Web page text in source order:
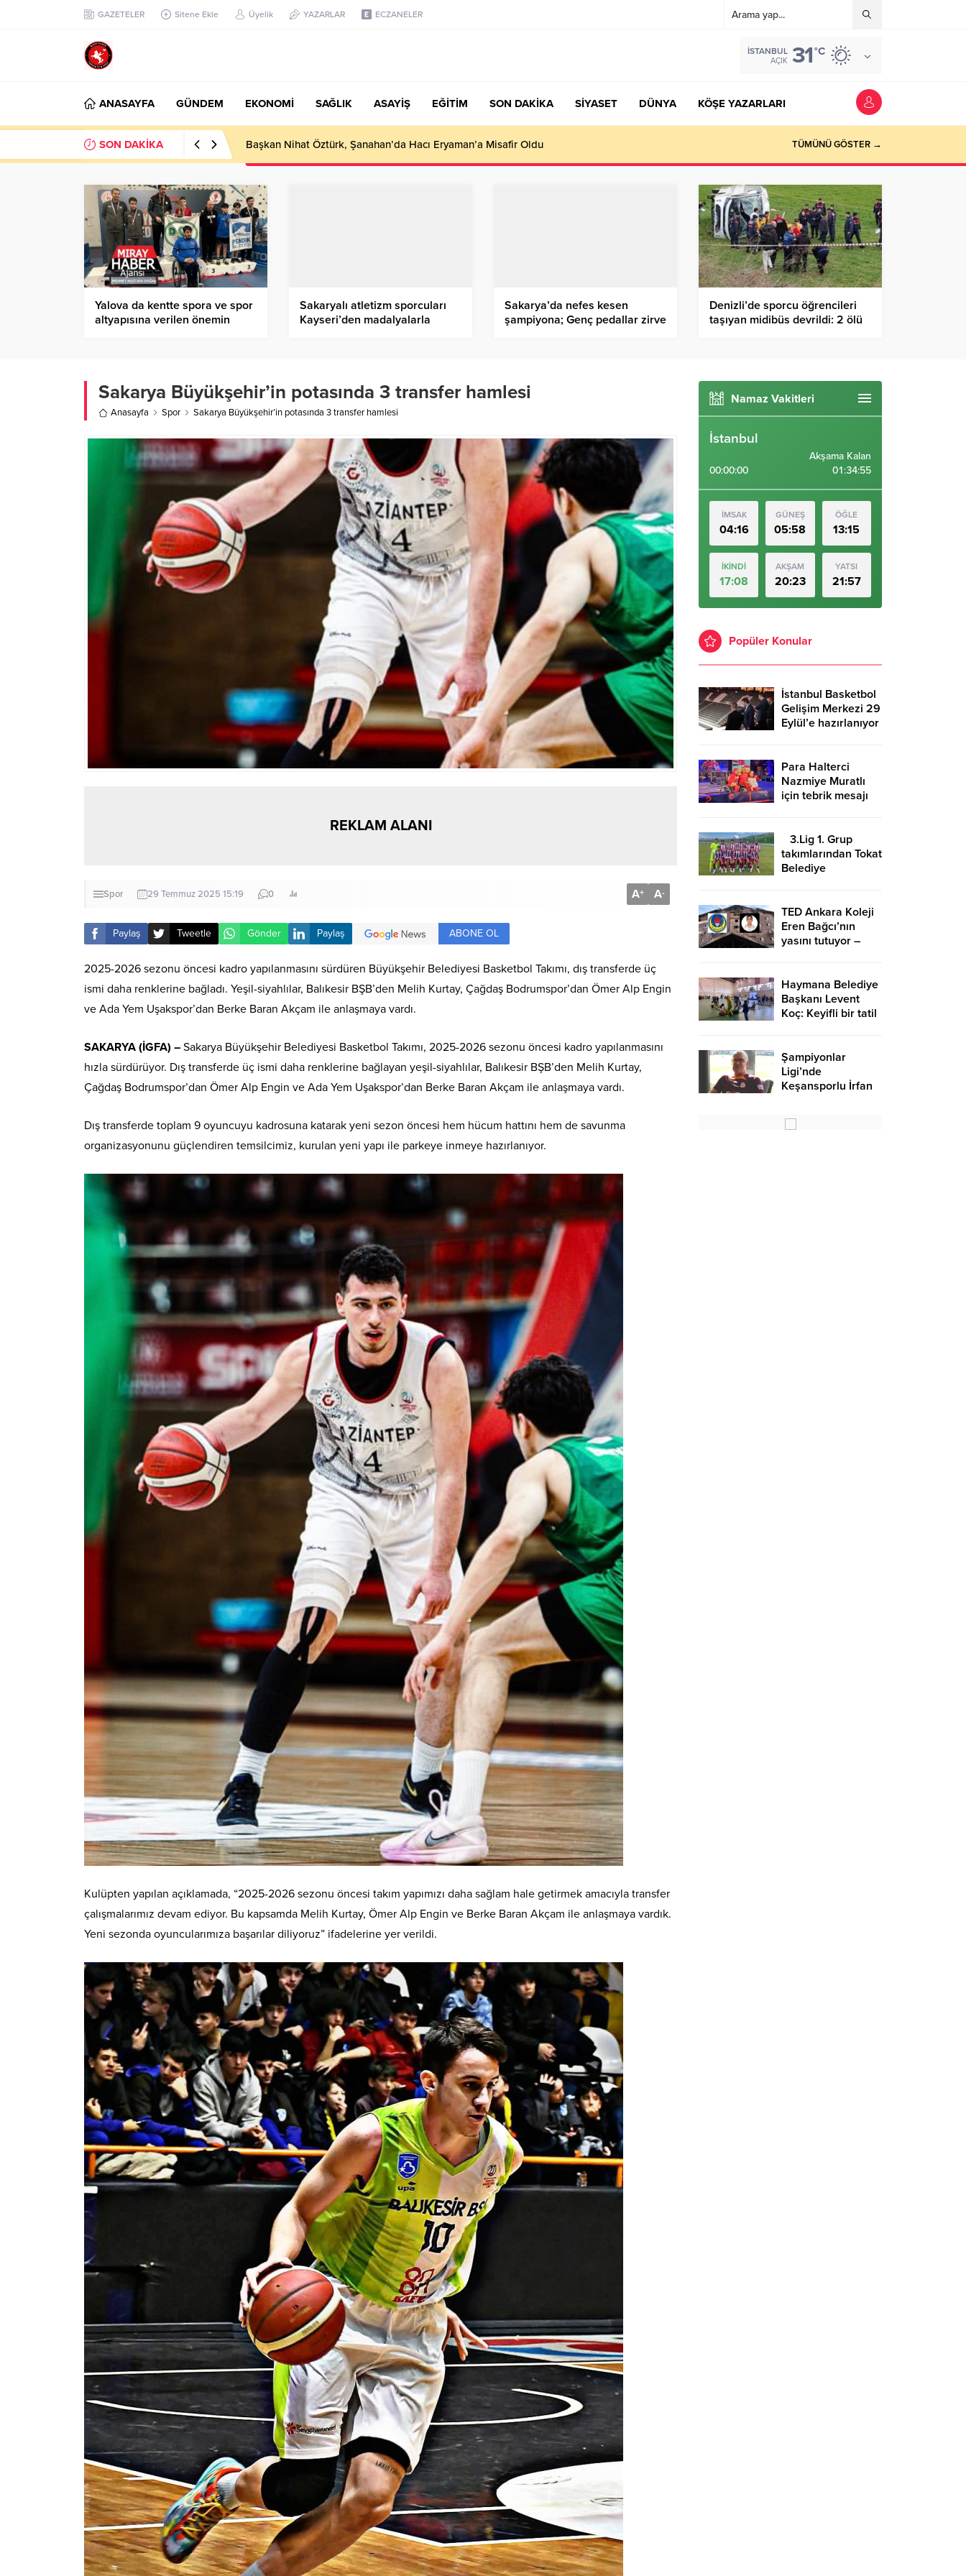
GAZETELER Sitene Ekle Üyelik YAZARLAR ECZANELER
İSTANBUL
AÇIK 31°C
ANASAYFA GÜNDEM EKONOMİ SAĞLIK ASAYİŞ EĞİTİM SON DAKİKA SİYASET DÜNYA KÖŞE YAZARLARI
SON DAKİKA Başkan Nihat Öztürk, Şanahan’da Hacı Eryaman’a Misafir Oldu TÜMÜNÜ GÖSTER →
Yalova da kentte spora ve spor
altyapısına verilen önemin
Sakaryalı atletizm sporcuları
Kayseri’den madalyalarla
Sakarya’da nefes kesen
şampiyona; Genç pedallar zirve
Denizli’de sporcu öğrencileri
taşıyan midibüs devrildi: 2 ölü
Sakarya Büyükşehir’in potasında 3 transfer hamlesi
Anasayfa Spor Sakarya Büyükşehir’in potasında 3 transfer hamlesi
REKLAM ALANI
Spor 29 Temmuz 2025 15:19 0 A+ A-
Paylaş Tweetle Gönder Paylaş ABONE OL
2025-2026 sezonu öncesi kadro yapılanmasını sürdüren Büyükşehir Belediyesi Basketbol Takımı, dış transferde üç
ismi daha renklerine bağladı. Yeşil-siyahlılar, Balıkesir BŞB’den Melih Kurtay, Çağdaş Bodrumspor’dan Ömer Alp Engin
ve Ada Yem Uşakspor’dan Berke Baran Akçam ile anlaşmaya vardı.
SAKARYA (İGFA) – Sakarya Büyükşehir Belediyesi Basketbol Takımı, 2025-2026 sezonu öncesi kadro yapılanmasını
hızla sürdürüyor. Dış transferde üç ismi daha renklerine bağlayan yeşil-siyahlılar, Balıkesir BŞB’den Melih Kurtay,
Çağdaş Bodrumspor’dan Ömer Alp Engin ve Ada Yem Uşakspor’dan Berke Baran Akçam ile anlaşmaya vardı.
Dış transferde toplam 9 oyuncuyu kadrosuna katarak yeni sezon öncesi hem hücum hattını hem de savunma
organizasyonunu güçlendiren temsilcimiz, kurulan yeni yapı ile parkeye inmeye hazırlanıyor.
Kulüpten yapılan açıklamada, “2025-2026 sezonu öncesi takım yapımızı daha sağlam hale getirmek amacıyla transfer
çalışmalarımız devam ediyor. Bu kapsamda Melih Kurtay, Ömer Alp Engin ve Berke Baran Akçam ile anlaşmaya vardık.
Yeni sezonda oyuncularımıza başarılar diliyoruz” ifadelerine yer verildi.
Namaz Vakitleri
İstanbul
00:00:00
Akşama Kalan
01:34:53
İMSAK
04:16
GÜNEŞ
05:58
ÖĞLE
13:15
İKİNDİ
17:08
AKŞAM
20:23
YATSI
21:57
Popüler Konular
İstanbul Basketbol
Gelişim Merkezi 29
Eylül’e hazırlanıyor
Para Halterci
Nazmiye Muratlı
için tebrik mesajı
3.Lig 1. Grup
takımlarından Tokat
Belediye
evinde ağırlayacak
TED Ankara Koleji
Eren Bağcı’nın
yasını tutuyor –
Haymana Belediye
Başkanı Levent
Koç: Keyifli bir tatil
Şampiyonlar
Ligi’nde
Keşansporlu İrfan
gururlandırdı